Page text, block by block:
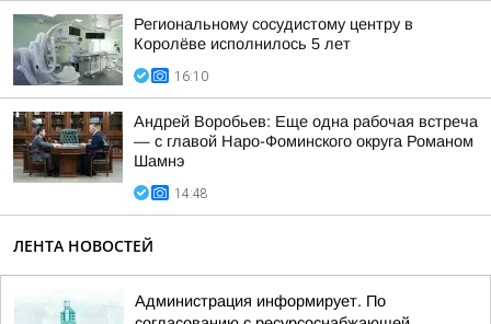
Региональному сосудистому центру в
Королёве исполнилось 5 лет
16:10
Андрей Воробьев: Еще одна рабочая встреча
— с главой Наро-Фоминского округа Романом
Шамнэ
14:48
ЛЕНТА НОВОСТЕЙ
Администрация информирует. По